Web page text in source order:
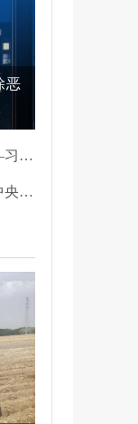
恶
以坚定的理想信念筑牢精神根基——习近平党建思想理论品格系列述评之一
坚定不移与黑恶势力斗争到底——中央政法委负责同志就开展深化扫黑除恶专项斗争有关问题答记者问